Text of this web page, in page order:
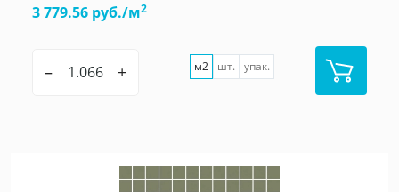
3 779.56 руб./м2
– + м2 шт. упак.